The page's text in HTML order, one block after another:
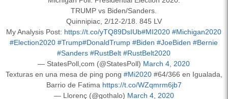
TRUMP vs Biden/Sanders.
Quinnipiac, 2/12-2/18. 845 LV
My Analysis Post: https://t.co/yTQ89DsIUb#MI2020 #Michigan2020
#Election2020 #Trump#DonaldTrump #Biden #JoeBiden #Bernie
#Sanders #RustBelt #RustBelt2020
— StatesPoll,com (@StatesPoll) March 4, 2020
Texturas en una mesa de ping pong #Mi2020#64/366 en Igualada,
Barrio de Fatima https://t.co/WZqmrm6jb7
— Llorenç (@gothalo) March 4, 2020